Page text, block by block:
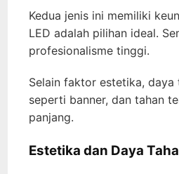
Kedua jenis ini memiliki
LED adalah pilihan ideal.
profesionalisme tinggi.
Selain faktor estetika,
seperti banner, dan tahan
panjang.
Estetika dan Daya